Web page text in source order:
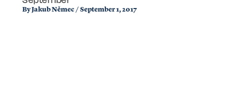
ByJakub Němec / September 1, 2017